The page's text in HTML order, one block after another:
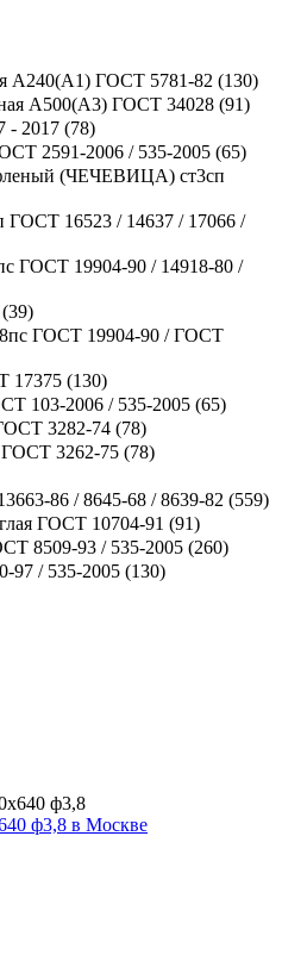
А240(А1) ГОСТ 5781-82 (130)
А500(А3) ГОСТ 34028 (91)
- 2017 (78)
2591-2006 / 535-2005 (65)
(ЧЕЧЕВИЦА) ст3сп
ГОСТ 16523 / 14637 / 17066 /
ГОСТ 19904-90 / 14918-80 /
39)
ГОСТ 19904-90 / ГОСТ
17375 (130)
103-2006 / 535-2005 (65)
3282-74 (78)
ГОСТ 3262-75 (78)
86 / 8645-68 / 8639-82 (559)
ГОСТ 10704-91 (91)
8509-93 / 535-2005 (260)
97 / 535-2005 (130)
ф3,8 в Москве